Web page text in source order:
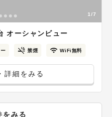
1/7
オーシャンビュー
禁煙 WiFi無料
詳細をみる
をみる